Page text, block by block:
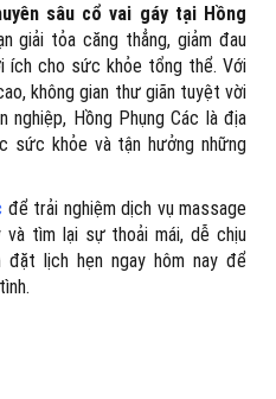
sâu cổ vai gáy tại Hồng
giải tỏa căng thẳng, giảm đau
ích cho sức khỏe tổng thể. Với
không gian thư giãn tuyệt vời
nghiệp, Hồng Phụng Các là địa
sức khỏe và tận hưởng những
để trải nghiệm dịch vụ massage
tìm lại sự thoải mái, dễ chịu
lịch hẹn ngay hôm nay để